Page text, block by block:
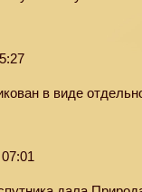
в виде